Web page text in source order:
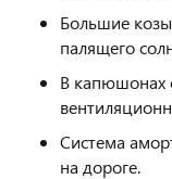
Большие
палящего
В капюшонах
Система
на дороге.